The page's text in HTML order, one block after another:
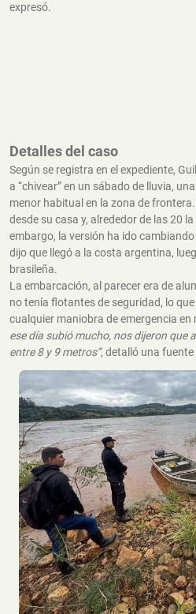
expresó.
Detalles del caso
Según se registra en el expediente,
a “chivear” en un sábado de lluvia,
menor habitual en la zona de
desde su casa y, alrededor de las 20
embargo, la versión ha ido
dijo que llegó a la costa argentina,
brasileña.
La embarcación, al parecer era de
no tenía flotantes de seguridad, lo
cualquier maniobra de emergencia en
ese día subió mucho, nos dijeron que
entre 8 y 9 metros”, detalló una fuente